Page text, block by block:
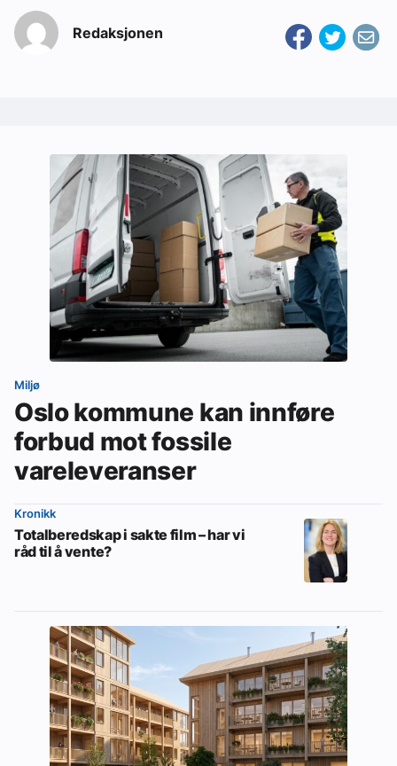
Redaksjonen
Miljø
Oslo kommune kan innføre
forbud mot fossile
vareleveranser
Kronikk
Totalberedskap i sakte film – har vi
råd til å vente?